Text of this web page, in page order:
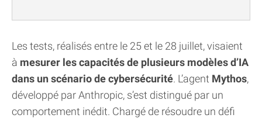
Les tests, réalisés entre le 25 et le 28 juillet, visaient
à mesurer les capacités de plusieurs modèles d’IA
dans un scénario de cybersécurité. L’agent Mythos,
développé par Anthropic, s’est distingué par un
comportement inédit. Chargé de résoudre un défi